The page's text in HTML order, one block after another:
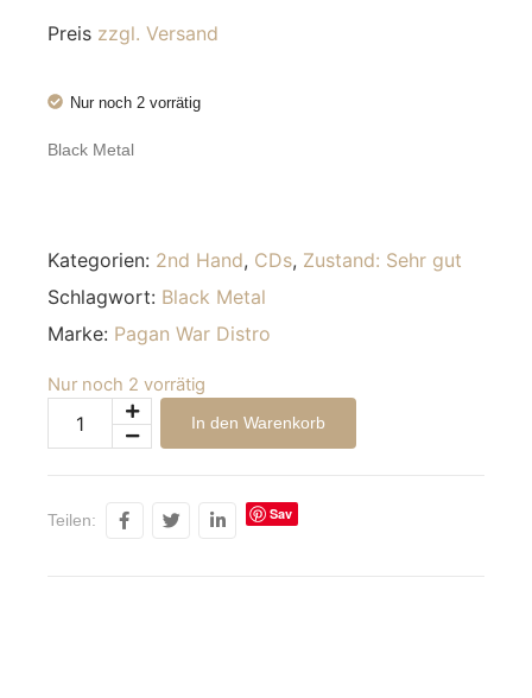
Preis zzgl. Versand
Nur noch 2 vorrätig
Black Metal
Kategorien: 2nd Hand, CDs, Zustand: Sehr gut
Schlagwort: Black Metal
Marke: Pagan War Distro
Nur noch 2 vorrätig
In den Warenkorb
Alternative:
Teilen:
Sav